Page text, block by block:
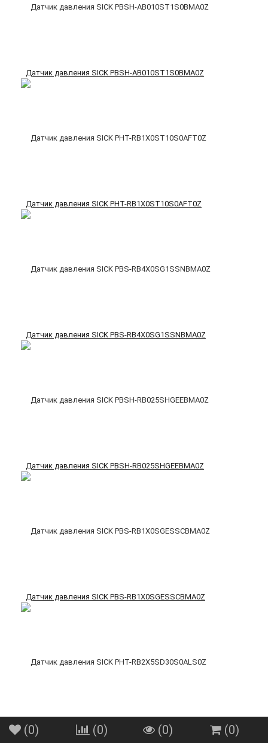
Датчик давления SICK PBSH-AB010ST1S0BMA0Z
Датчик давления SICK PHT-RB1X0ST10S0AFT0Z
Датчик давления SICK PBS-RB4X0SG1SSNBMA0Z
Датчик давления SICK PBSH-RB025SHGEEBMA0Z
Датчик давления SICK PBS-RB1X0SGESSCBMA0Z
Датчик давления SICK PHT-RB2X5SD30S0ALS0Z
(0) (0) (0) (0)